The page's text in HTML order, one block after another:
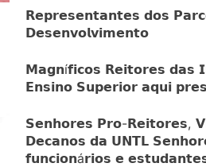
𝗥𝗲𝗽𝗿𝗲𝘀𝗲𝗻𝘁𝗮𝗻𝘁𝗲𝘀 𝗱𝗼𝘀
𝗗𝗲𝘀𝗲𝗻𝘃𝗼𝗹𝘃𝗶𝗺𝗲𝗻𝘁𝗼
𝗠𝗮𝗴𝗻í𝗳𝗶𝗰𝗼𝘀 𝗥𝗲𝗶𝘁𝗼𝗿𝗲𝘀 𝗱𝗮𝘀
𝗘𝗻𝘀𝗶𝗻𝗼 𝗦𝘂𝗽𝗲𝗿𝗶𝗼𝗿 𝗮𝗾𝘂𝗶
𝗦𝗲𝗻𝗵𝗼𝗿𝗲𝘀 𝗣𝗿𝗼-𝗥𝗲𝗶𝘁𝗼𝗿𝗲𝘀,
𝗗𝗲𝗰𝗮𝗻𝗼𝘀 𝗱𝗮 𝗨𝗡𝗧𝗟
𝗳𝘂𝗻𝗰𝗶𝗼𝗻á𝗿𝗶𝗼𝘀 𝗲